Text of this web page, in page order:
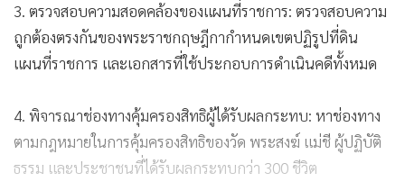
ถูกต้องตรงกันของพระราชกฤษฎีกากำหนดเขตปฏิรูปที่ดิน
แผนที่ราชการ และเอกสารที่ใช้ประกอบการดำเนินคดีทั้งหมด
4. พิจารณาช่องทางคุ้มครองสิทธิผู้ได้รับผลกระทบ: หาช่องทาง
ตามกฎหมายในการคุ้มครองสิทธิของวัด พระสงฆ์ แม่ชี ผู้ปฏิบัติ
ธรรม และประชาชนที่ได้รับผลกระทบกว่า 300 ชีวิต